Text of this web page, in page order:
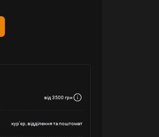
від 3500 грн
кур'єр, відділення та поштомат